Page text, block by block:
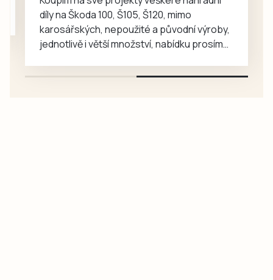
onemocnění
dlouhou dobu
vůbec neví. V…
díly na Škoda 100, Š105, Š120, mimo
karosářských, nepoužité a původní výroby,
jednotlivě i větší množství, nabídku prosím